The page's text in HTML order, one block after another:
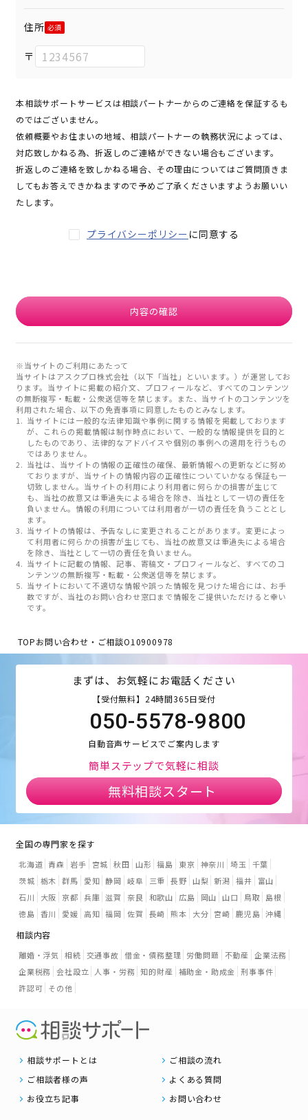
住所
〒
本相談サポートサービスは相談パートナーからのご連絡を保証するも
のではございません。
依頼概要やお住まいの地域、相談パートナーの執務状況によっては、
対応致しかねる為、折返しのご連絡ができない場合もございます。
折返しのご連絡を致しかねる場合、その理由についてはご質問頂きま
してもお答えできかねますので予めご了承くださいますようお願いい
たします。
プライバシーポリシー に同意する
内容の確認
※当サイトのご利用にあたって
当サイトはアスクプロ株式会社（以下「当社」といいます。）が運営してお
ります。当サイトに掲載の紹介文、プロフィールなど、すべてのコンテンツ
の無断複写・転載・公衆送信等を禁じます。また、当サイトのコンテンツを
利用された場合、以下の免責事項に同意したものとみなします。
当サイトには一般的な法律知識や事例に関する情報を掲載しております
が、これらの掲載情報は制作時点において、一般的な情報提供を目的と
したものであり、法律的なアドバイスや個別の事例への適用を行うもの
ではありません。
当社は、当サイトの情報の正確性の確保、最新情報への更新などに努め
ておりますが、当サイトの情報内容の正確性についていかなる保証も一
切致しません。当サイトの利用により利用者に何らかの損害が生じて
も、当社の故意又は重過失による場合を除き、当社として一切の責任を
負いません。情報の利用については利用者が一切の責任を負うこととし
ます。
当サイトの情報は、予告なしに変更されることがあります。変更によっ
て利用者に何らかの損害が生じても、当社の故意又は重過失による場合
を除き、当社として一切の責任を負いません。
当サイトに記載の情報、記事、寄稿文・プロフィールなど、すべてのコ
ンテンツの無断複写・転載・公衆送信等を禁じます。
当サイトにおいて不適切な情報や誤った情報を見つけた場合には、お手
数ですが、当社のお問い合わせ窓口まで情報をご提供いただけると幸い
です。
TOPお問い合わせ・ご相談O10900978
まずは、お気軽にお電話ください
【受付無料】24時間365日受付
050-5578-9800
自動音声サービスでご案内します
簡単ステップで気軽に相談
無料相談スタート
全国の専門家を探す
北海道 青森 岩手 宮城 秋田 山形 福島 東京 神奈川 埼玉
千葉
茨城 栃木 群馬 愛知 静岡 岐阜 三重 長野 山梨 新潟 福井
富山
石川
大阪 京都 兵庫 滋賀 奈良 和歌山 広島 岡山 山口 鳥取
島根
徳島 香川 愛媛 高知 福岡 佐賀 長崎 熊本 大分 宮崎 鹿児島 沖縄
相談内容
離婚・浮気 相続 交通事故 借金・債務整理 労働問題 不動産 企業法務
企業税務 会社設立 人事・労務 知的財産 補助金・助成金 刑事事件
許認可 その他
相談サポートとは
ご相談の流れ
ご相談者様の声
よくある質問
お役立ち記事
お問い合わせ